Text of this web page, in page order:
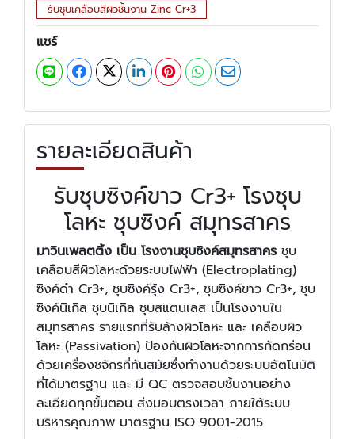
รับชุบเคลือบสีผิวชิ้นงาน Zinc Cr+3
แชร์
รายละเอียดสินค้า
รับชุบซิงค์ขาว Cr3+ โรงชุบ
โลหะ ชุบซิงค์ สมุทรสาคร
มาวินเพลตติ้ง เป็น โรงงานชุบซิงค์สมุทรสาคร ชุบ
เคลือบสีผิวโลหะด้วยระบบไฟฟ้า (Electroplating)
ซิงค์ดำ Cr3+, ชุบซิงค์รุ้ง Cr3+, ชุบซิงค์ขาว Cr3+, ชุบ
ซิงค์นิเกิล ชุบนิเกิล ชุบสแตนเลส เป็นโรงงานใน
สมุทรสาคร รายแรกที่รับล้างผิวโลหะ และ เคลือบผิว
โลหะ (Passivation) ป้องกันผิวโลหะจากการกัดกร่อน
ด้วยเครื่องชจักรที่ทันสมัยซึ่งทำงานด้วยระบบอัตโนมัติ
ที่ได้มาตรฐาน และ มี QC ตรวจสอบชิ้นงานอย่าง
ละเอียดทุกขั้นตอน ส่งมอบตรงเวลา ภายใต้ระบบ
บริหารคุณภาพ มาตรฐาน ISO 9001-2015